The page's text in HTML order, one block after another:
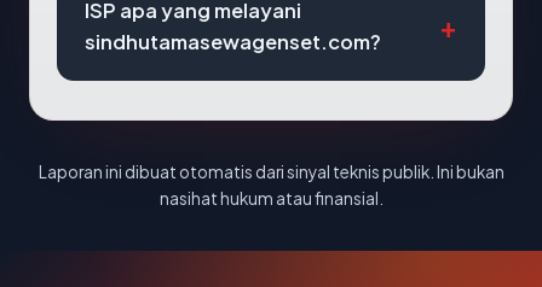
ISP apa yang melayani
sindhutamasewagenset.com?
Laporan ini dibuat otomatis dari sinyal teknis publik. Ini bukan
nasihat hukum atau finansial.